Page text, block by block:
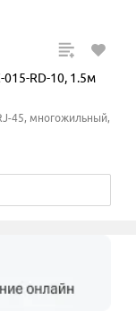
015-RD-10, 1.5м
45, многожильный,